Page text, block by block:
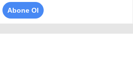
Abone Ol